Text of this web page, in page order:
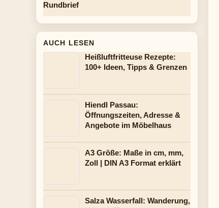
Rundbrief
AUCH LESEN
Heißluftfritteuse Rezepte:
100+ Ideen, Tipps & Grenzen
Hiendl Passau:
Öffnungszeiten, Adresse &
Angebote im Möbelhaus
A3 Größe: Maße in cm, mm,
Zoll | DIN A3 Format erklärt
Salza Wasserfall: Wanderung,